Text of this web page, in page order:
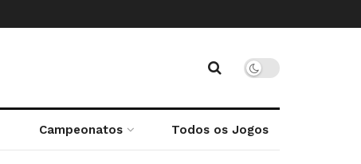
Campeonatos Todos os Jogos